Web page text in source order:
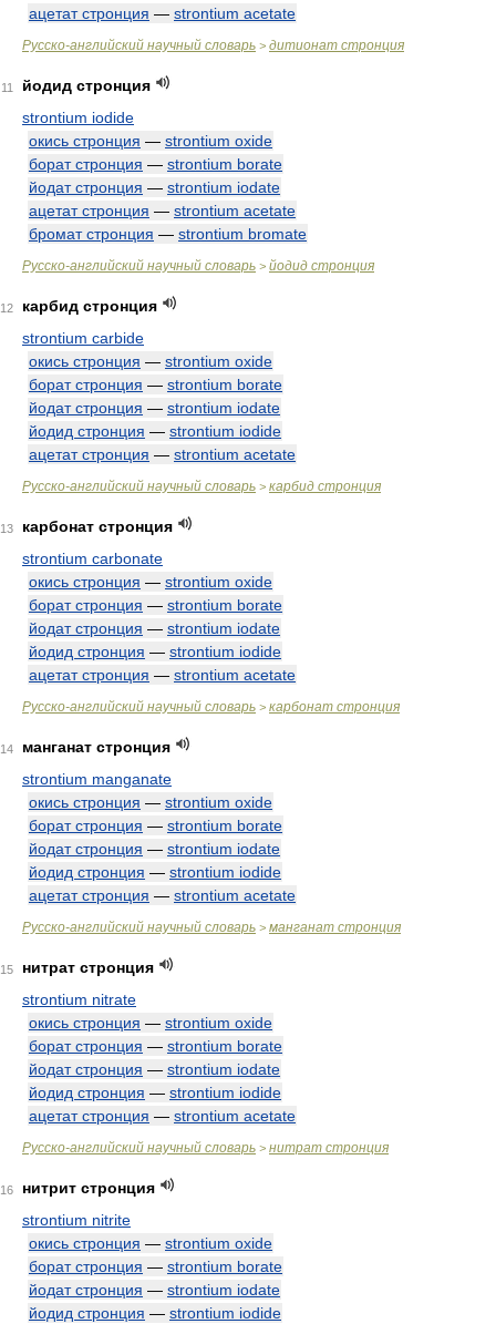
ацетат стронция — strontium acetate
Русско-английский научный словарь > дитионат стронция
11
йодид стронция
strontium iodide
окись стронция — strontium oxide
борат стронция — strontium borate
йодат стронция — strontium iodate
ацетат стронция — strontium acetate
бромат стронция — strontium bromate
Русско-английский научный словарь > йодид стронция
12
карбид стронция
strontium carbide
окись стронция — strontium oxide
борат стронция — strontium borate
йодат стронция — strontium iodate
йодид стронция — strontium iodide
ацетат стронция — strontium acetate
Русско-английский научный словарь > карбид стронция
13
карбонат стронция
strontium carbonate
окись стронция — strontium oxide
борат стронция — strontium borate
йодат стронция — strontium iodate
йодид стронция — strontium iodide
ацетат стронция — strontium acetate
Русско-английский научный словарь > карбонат стронция
14
манганат стронция
strontium manganate
окись стронция — strontium oxide
борат стронция — strontium borate
йодат стронция — strontium iodate
йодид стронция — strontium iodide
ацетат стронция — strontium acetate
Русско-английский научный словарь > манганат стронция
15
нитрат стронция
strontium nitrate
окись стронция — strontium oxide
борат стронция — strontium borate
йодат стронция — strontium iodate
йодид стронция — strontium iodide
ацетат стронция — strontium acetate
Русско-английский научный словарь > нитрат стронция
16
нитрит стронция
strontium nitrite
окись стронция — strontium oxide
борат стронция — strontium borate
йодат стронция — strontium iodate
йодид стронция — strontium iodide